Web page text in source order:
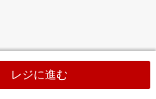
レジに進む